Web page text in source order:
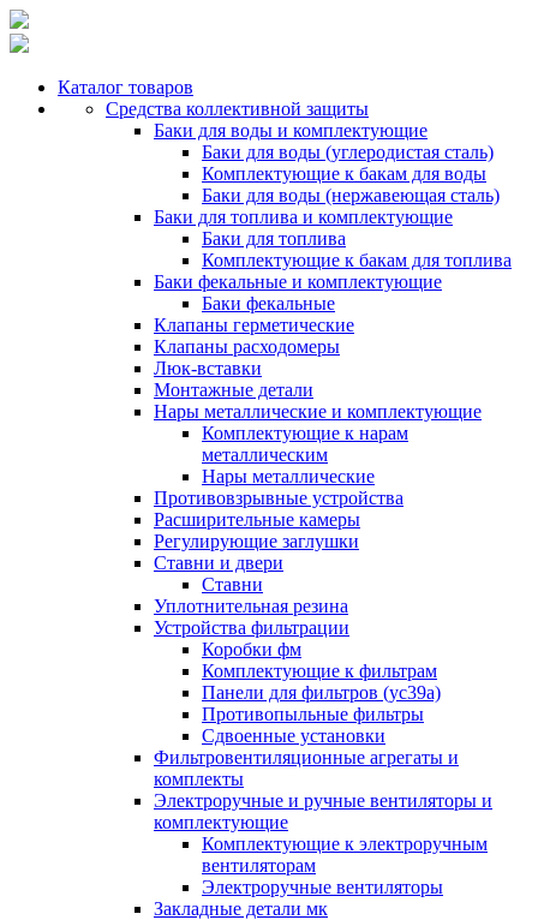
Каталог товаров
Средства коллективной защиты
Баки для воды и комплектующие
Баки для воды (углеродистая сталь)
Комплектующие к бакам для воды
Баки для воды (нержавеющая сталь)
Баки для топлива и комплектующие
Баки для топлива
Комплектующие к бакам для топлива
Баки фекальные и комплектующие
Баки фекальные
Клапаны герметические
Клапаны расходомеры
Люк-вставки
Монтажные детали
Нары металлические и комплектующие
Комплектующие к нарам
металлическим
Нары металлические
Противовзрывные устройства
Расширительные камеры
Регулирующие заглушки
Ставни и двери
Ставни
Уплотнительная резина
Устройства фильтрации
Коробки фм
Комплектующие к фильтрам
Панели для фильтров (ус39а)
Противопыльные фильтры
Сдвоенные установки
Фильтровентиляционные агрегаты и
комплекты
Электроручные и ручные вентиляторы и
комплектующие
Комплектующие к электроручным
вентиляторам
Электроручные вентиляторы
Закладные детали мк